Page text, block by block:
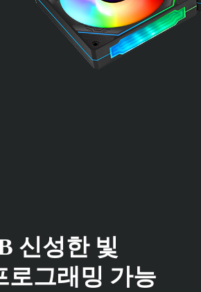
신성한 빛
로그래밍 가능